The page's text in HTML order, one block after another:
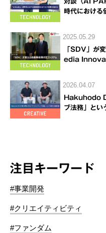
時代における
2025.05.29
「SDV」が
edia
2026.04.07
Hakuhodo
ブ法務」とい
注目キーワード
#事業開発
#クリエイティビティ
#ファンダム